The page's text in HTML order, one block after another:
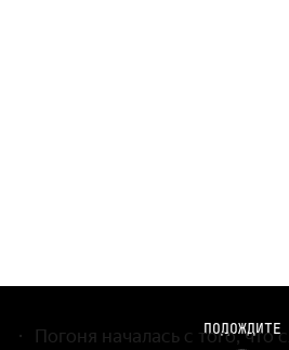
ПОДОЖДИТЕ
Погоня началась с того, что